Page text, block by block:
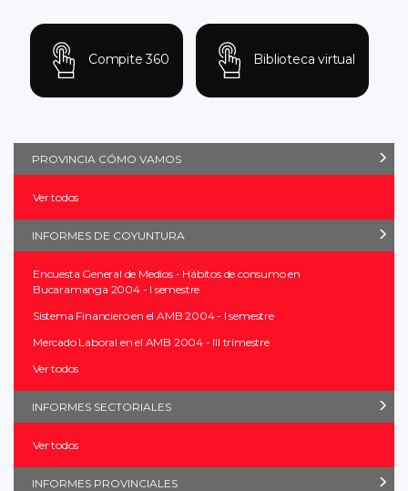
Compite 360 Biblioteca virtual
PROVINCIA CÓMO VAMOS
Ver todos
INFORMES DE COYUNTURA
Encuesta General de Medios - Hábitos de consumo en
Bucaramanga 2004 - I semestre
Sistema Financiero en el AMB 2004 - I semestre
Mercado Laboral en el AMB 2004 - III trimestre
Ver todos
INFORMES SECTORIALES
Ver todos
INFORMES PROVINCIALES